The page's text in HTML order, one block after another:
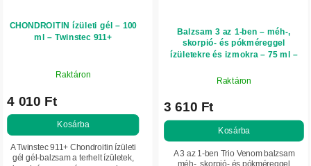
CHONDROITIN ízületi gél – 100
ml – Twinstec 911+
Raktáron
4 010 Ft
Kosárba
A Twinstec 911+ Chondroitin ízületi
gél gél-balzsam a terhelt ízületek,
Balzsam 3 az 1-ben – méh-,
skorpió- és pókméreggel
ízületekre és izmokra – 75 ml –
Raktáron
3 610 Ft
Kosárba
A 3 az 1-ben Trio Venom balzsam
méh-, skorpió- és pókméreggel